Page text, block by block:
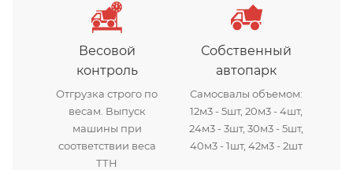
Весовой
контроль
Отгрузка строго по
весам. Выпуск
машины при
соответствии веса
ТТН
Собственный
автопарк
Самосвалы объемом:
12м3 - 5шт, 20м3 - 4шт,
24м3 - 3шт, 30м3 - 5шт,
40м3 - 1шт, 42м3 - 2шт